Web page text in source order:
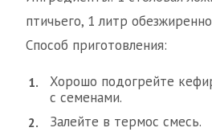
птичьего, 1 литр
Способ приготовления:
Хорошо подогрейте
с семенами.
Залейте в термос смесь.